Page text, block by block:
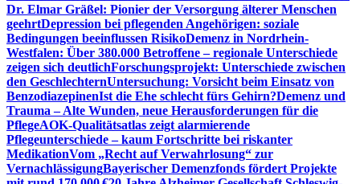
Dr. Elmar Gräßel: Pionier der Versorgung älterer Menschen
geehrtDepression bei pflegenden Angehörigen: soziale
Bedingungen beeinflussen RisikoDemenz in Nordrhein-
Westfalen: Über 380.000 Betroffene – regionale Unterschiede
zeigen sich deutlichForschungsprojekt: Unterschiede zwischen
den GeschlechternUntersuchung: Vorsicht beim Einsatz von
BenzodiazepinenIst die Ehe schlecht fürs Gehirn?Demenz und
Trauma – Alte Wunden, neue Herausforderungen für die
PflegeAOK-Qualitätsatlas zeigt alarmierende
Pflegeunterschiede – kaum Fortschritte bei riskanter
MedikationVom „Recht auf Verwahrlosung“ zur
VernachlässigungBayerischer Demenzfonds fördert Projekte